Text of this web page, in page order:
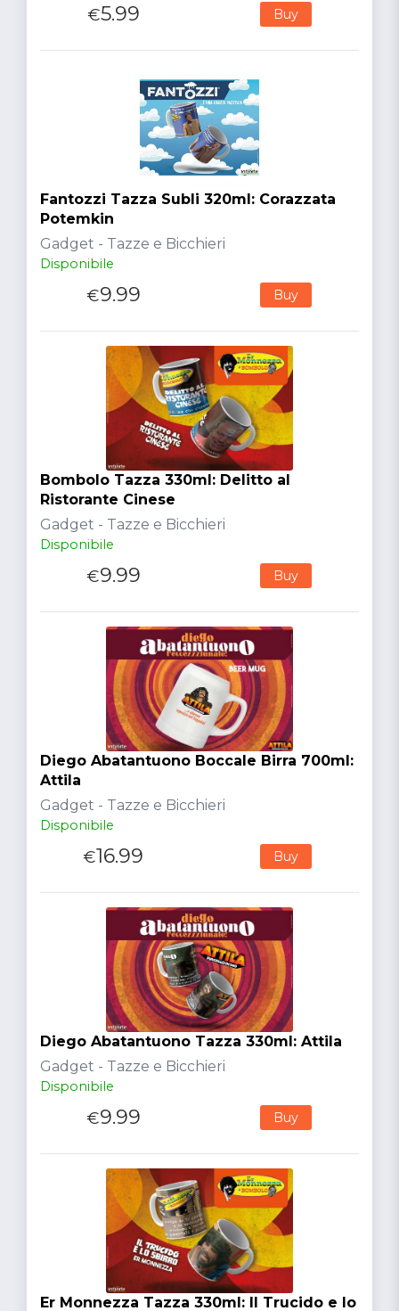
€5.99 Buy
Fantozzi Tazza Subli 320ml: Corazzata
Potemkin
Gadget - Tazze e Bicchieri
Disponibile
€9.99 Buy
Bombolo Tazza 330ml: Delitto al
Ristorante Cinese
Gadget - Tazze e Bicchieri
Disponibile
€9.99 Buy
Diego Abatantuono Boccale Birra 700ml:
Attila
Gadget - Tazze e Bicchieri
Disponibile
€16.99 Buy
Diego Abatantuono Tazza 330ml: Attila
Gadget - Tazze e Bicchieri
Disponibile
€9.99 Buy
Er Monnezza Tazza 330ml: Il Trucido e lo